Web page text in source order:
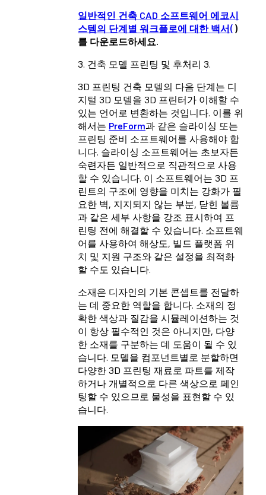
일반적인 건축 CAD 소프트웨어 에코시
스템의 단계별 워크플로에 대한 백서( )
를 다운로드하세요.
3. 건축 모델 프린팅 및 후처리 3.
3D 프린팅 건축 모델의 다음 단계는 디
지털 3D 모델을 3D 프린터가 이해할 수
있는 언어로 변환하는 것입니다. 이를 위
해서는 PreForm과 같은 슬라이싱 또는
프린팅 준비 소프트웨어를 사용해야 합
니다. 슬라이싱 소프트웨어는 초보자든
숙련자든 일반적으로 직관적으로 사용
할 수 있습니다. 이 소프트웨어는 3D 프
린트의 구조에 영향을 미치는 강화가 필
요한 벽, 지지되지 않는 부분, 닫힌 볼륨
과 같은 세부 사항을 강조 표시하여 프
린팅 전에 해결할 수 있습니다. 소프트웨
어를 사용하여 해상도, 빌드 플랫폼 위
치 및 지원 구조와 같은 설정을 최적화
할 수도 있습니다.
소재은 디자인의 기본 콘셉트를 전달하
는 데 중요한 역할을 합니다. 소재의 정
확한 색상과 질감을 시뮬레이션하는 것
이 항상 필수적인 것은 아니지만, 다양
한 소재를 구분하는 데 도움이 될 수 있
습니다. 모델을 컴포넌트별로 분할하면
다양한 3D 프린팅 재료로 파트를 제작
하거나 개별적으로 다른 색상으로 페인
팅할 수 있으므로 물성을 표현할 수 있
습니다.